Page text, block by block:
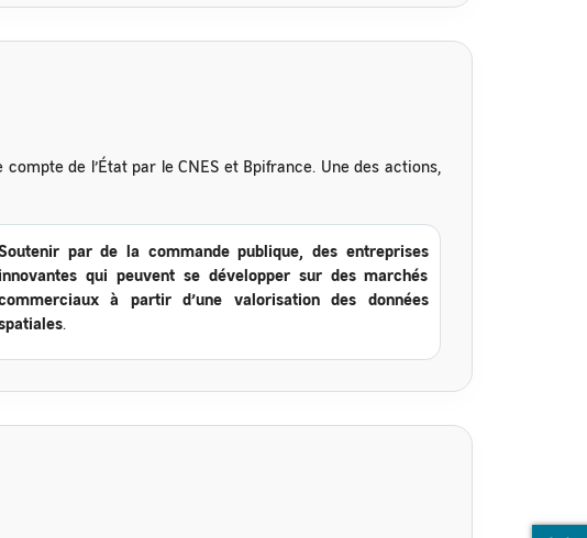
de l’État par le CNES et Bpifrance. Une des actions,
par de la commande publique, des entreprises
innovantes qui peuvent se développer sur des marchés
à partir d’une valorisation des données
.